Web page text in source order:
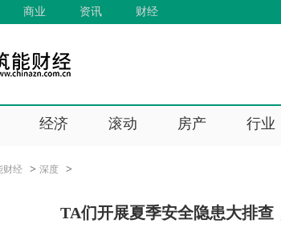
商业 资讯 财经
经济 滚动 房产 行业
财经 > 深度 >
TA们开展夏季安全隐患大排查